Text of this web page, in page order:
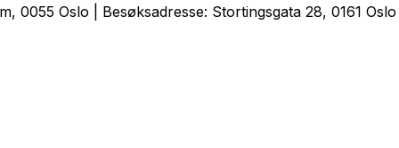
0055 Oslo | Besøksadresse: Stortingsgata 28, 0161 Oslo